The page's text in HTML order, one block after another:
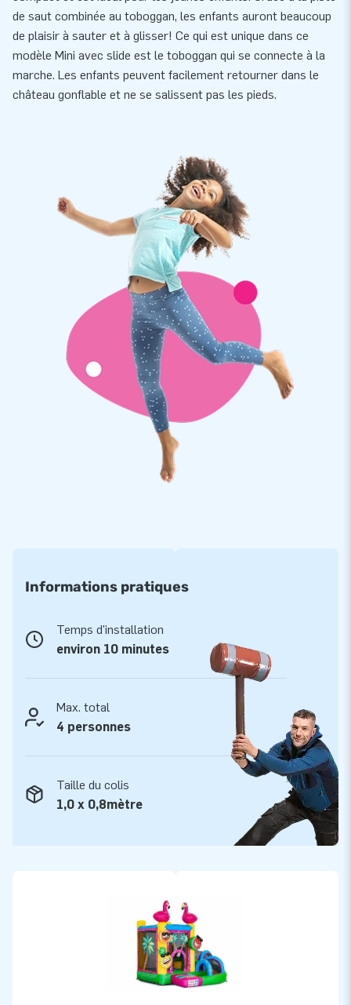
de saut combinée au toboggan, les enfants auront beaucoup
de plaisir à sauter et à glisser! Ce qui est unique dans ce
modèle Mini avec slide est le toboggan qui se connecte à la
marche. Les enfants peuvent facilement retourner dans le
château gonflable et ne se salissent pas les pieds.
Informations pratiques
Temps d'installation
environ 10 minutes
Max. total
4 personnes
Taille du colis
1,0 x 0,8mètre